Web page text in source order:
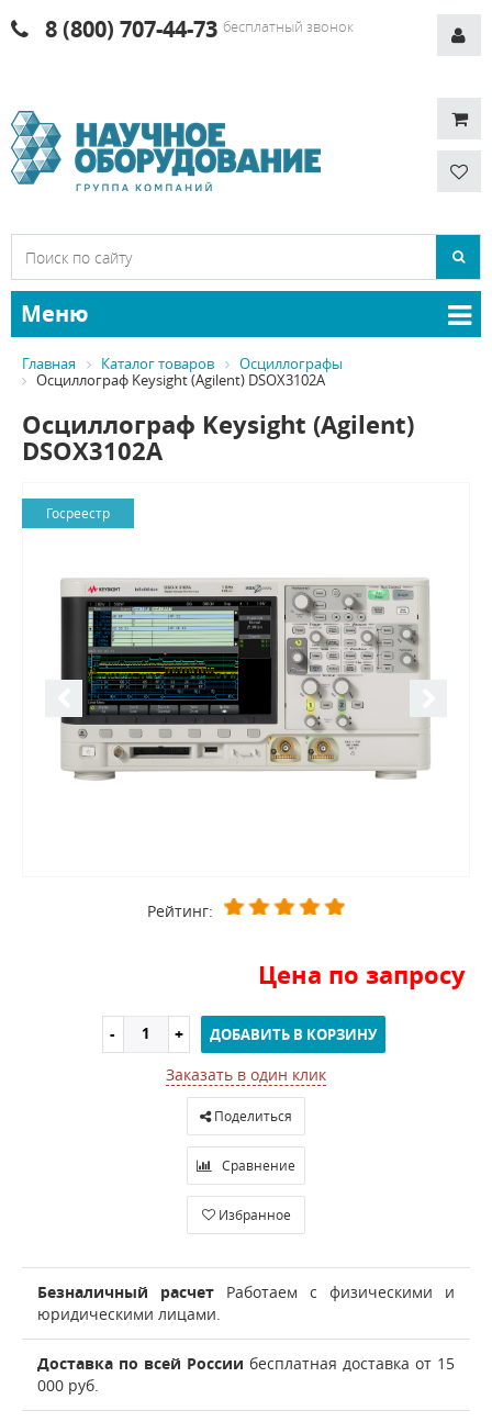
8 (800) 707-44-73 бесплатный звонок
Меню
Главная Каталог товаров
Осциллографы
Осциллограф Keysight (Agilent) DSOX3102A
Осциллограф Keysight (Agilent)
DSOX3102A
Госреестр
Рейтинг:
Цена по запросу
ДОБАВИТЬ В КОРЗИНУ
Заказать в один клик
Поделиться
Сравнение
Избранное
Безналичный расчет Работаем с физическими и
юридическими лицами.
Доставка по всей России бесплатная доставка от 15
000 руб.